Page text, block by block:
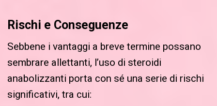
Rischi e Conseguenze
Sebbene i vantaggi a breve termine possano
sembrare allettanti, l’uso di steroidi
anabolizzanti porta con sé una serie di rischi
significativi, tra cui: